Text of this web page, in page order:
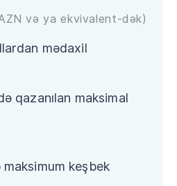
və ya ekvivalent-dək)
mədaxil
qazanılan maksimal
keşbek